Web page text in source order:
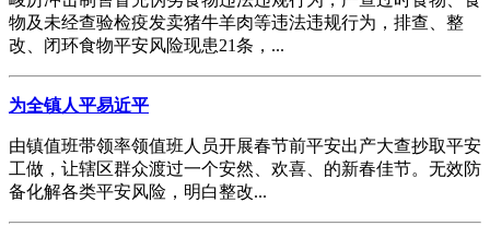
物及未经查验检疫发卖猪牛羊肉等违法违规行为，排查、整
改、闭环食物平安风险现患21条，...
为全镇人平易近平
由镇值班带领率领值班人员开展春节前平安出产大查抄取平安
工做，让辖区群众渡过一个安然、欢喜、的新春佳节。无效防
备化解各类平安风险，明白整改...